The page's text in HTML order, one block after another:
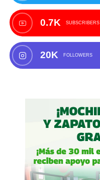
0.7K SUBSCRIBERS
20K FOLLOWERS